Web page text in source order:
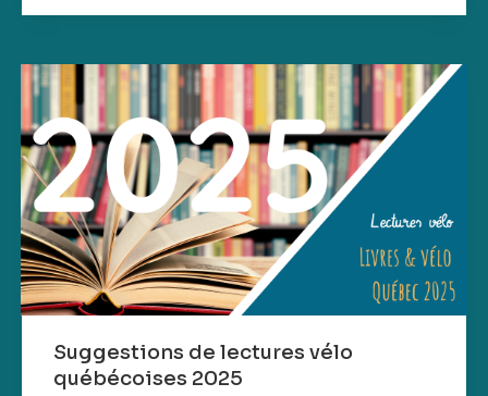
Suggestions de lectures vélo
québécoises 2025